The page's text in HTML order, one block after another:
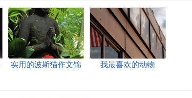
实用的波斯猫作文锦
我最喜欢的动物